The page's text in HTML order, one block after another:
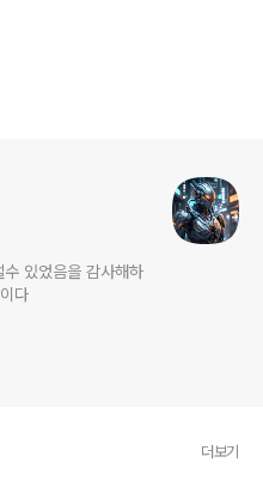
있었음을 감사해하
다
더보기